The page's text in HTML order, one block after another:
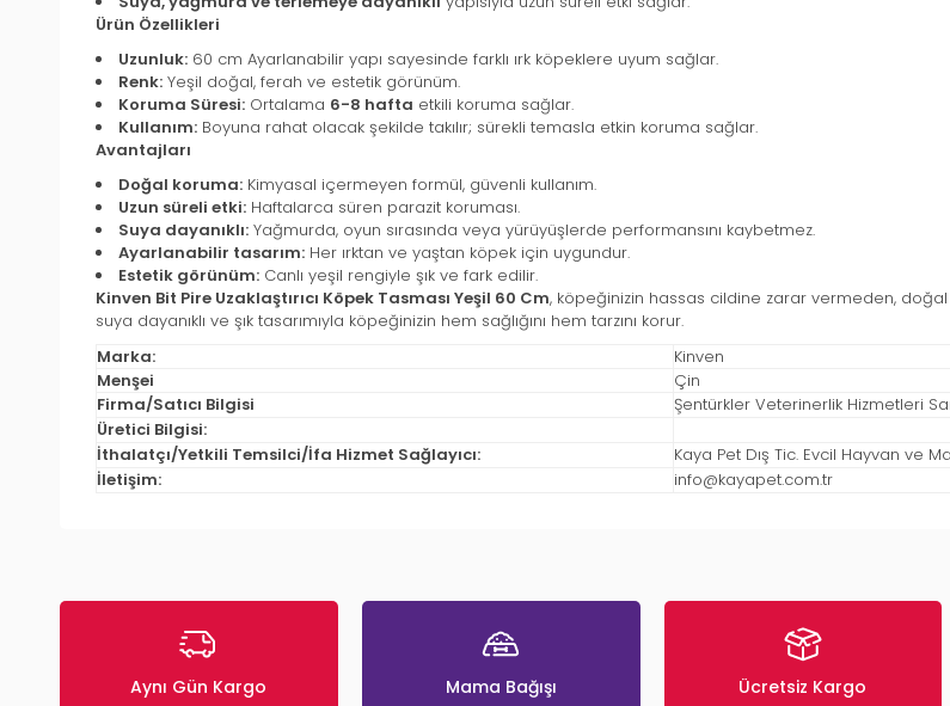
Ürün Özellikleri
Uzunluk: 60 cm Ayarlanabilir yapı sayesinde farklı ırk köpeklere uyum sağlar.
Renk: Yeşil doğal, ferah ve estetik görünüm.
Koruma Süresi: Ortalama 6-8 hafta etkili koruma sağlar.
Kullanım: Boyuna rahat olacak şekilde takılır; sürekli temasla etkin koruma sağlar.
Avantajları
Doğal koruma: Kimyasal içermeyen formül, güvenli kullanım.
Uzun süreli etki: Haftalarca süren parazit koruması.
Suya dayanıklı: Yağmurda, oyun sırasında veya yürüyüşlerde performansını kaybetmez.
Ayarlanabilir tasarım: Her ırktan ve yaştan köpek için uygundur.
Estetik görünüm: Canlı yeşil rengiyle şık ve fark edilir.
Kinven Bit Pire Uzaklaştırıcı Köpek Tasması Yeşil 60 Cm, köpeğinizin hassas cildine zarar vermeden,
suya dayanıklı ve şık tasarımıyla köpeğinizin hem sağlığını hem tarzını korur.
Marka:
Kinven
Menşei
Çin
Firma/Satıcı Bilgisi
Şentürkler Veterinerlik Hizmetleri
Üretici Bilgisi:
İthalatçı/Yetkili Temsilci/İfa Hizmet Sağlayıcı:
Kaya Pet Dış Tic. Evcil Hayvan ve
İletişim:
info@kayapet.com.tr
Aynı Gün Kargo Mama Bağışı Ücretsiz Kargo